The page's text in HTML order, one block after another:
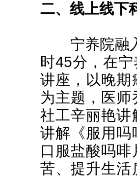
二、线上线下
宁养院融
时45分，在
讲座，以晚期
为主题，医
社工辛丽艳讲
讲解《服用吗
口服盐酸吗
苦、提升生活